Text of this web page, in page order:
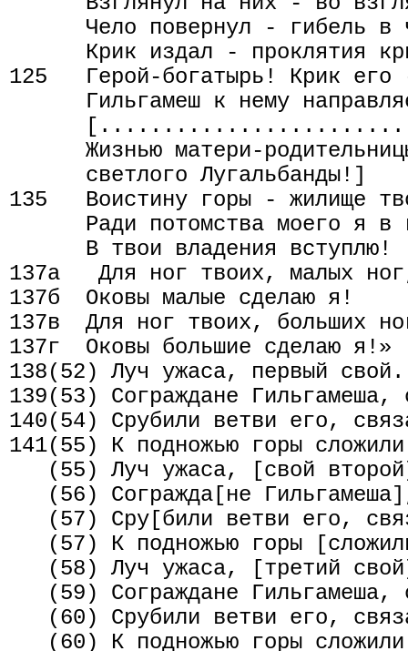
Чело повернул - гибель в
Крик издал - проклятия
125   Герой-богатырь! Крик
Гильгамеш к нему
Жизнью матери-
      светлого Лугальбанды!]
135   Воистину горы - жилище
Ради потомства моего я в
      В твои владения вступлю!
137а   Для ног твоих, малых
137б  Оковы малые сделаю я!
137в  Для ног твоих, больших
137г  Оковы большие сделаю я!»
138(52) Луч ужаса, первый
139(53) Сограждане Гильгамеша,
140(54) Срубили ветви его,
141(55) К подножью горы
(55) Луч ужаса, [свой
(56) Согражда[не
(57) Сру[били ветви его,
(57) К подножью горы
(58) Луч ужаса, [третий
(59) Сограждане Гильгамеша,
(60) Срубили ветви его,
(60) К подножью горы